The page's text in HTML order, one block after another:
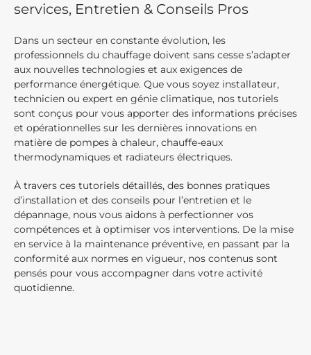
services, Entretien & Conseils Pros
Dans un secteur en constante évolution, les
professionnels du chauffage doivent sans cesse s’adapter
aux nouvelles technologies et aux exigences de
performance énergétique. Que vous soyez installateur,
technicien ou expert en génie climatique, nos tutoriels
sont conçus pour vous apporter des informations précises
et opérationnelles sur les dernières innovations en
matière de pompes à chaleur, chauffe-eaux
thermodynamiques et radiateurs électriques.
À travers ces tutoriels détaillés, des bonnes pratiques
d’installation et des conseils pour l’entretien et le
dépannage, nous vous aidons à perfectionner vos
compétences et à optimiser vos interventions. De la mise
en service à la maintenance préventive, en passant par la
conformité aux normes en vigueur, nos contenus sont
pensés pour vous accompagner dans votre activité
quotidienne.